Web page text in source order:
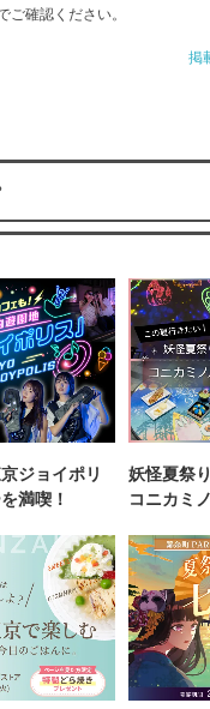
ご確認ください。
掲
ジョイポリ
満喫！
妖怪夏祭
コニカミ